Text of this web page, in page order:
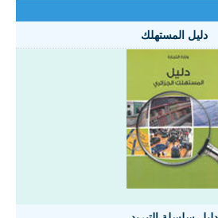
دليل المستهلك